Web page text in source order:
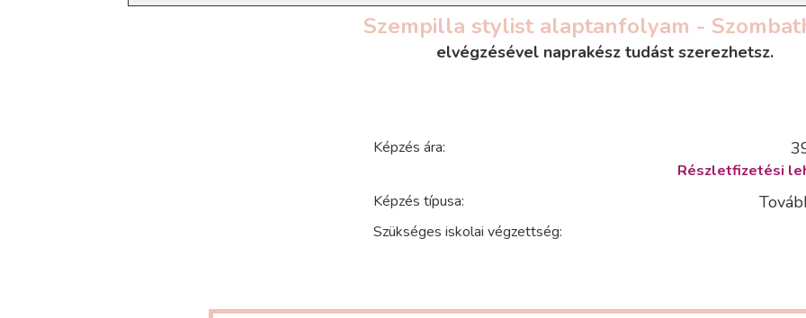
Szempilla stylist alaptanfolyam -
elvégzésével naprakész tudást szerezhetsz.
Képzés ára:
Részletfizetési
Képzés típusa:
Szükséges iskolai végzettség: